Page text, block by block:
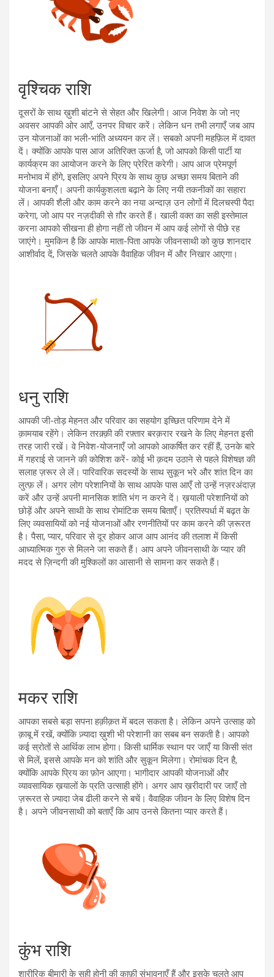
वृश्चिक राशि
दूसरों के साथ ख़ुशी बांटने से सेहत और खिलेगी। आज निवेश के जो नए
अवसर आपकी ओर आएँ, उनपर विचार करें। लेकिन धन तभी लगाएँ जब आप
उन योजनाओं का भली-भांति अध्ययन कर लें। सबको अपनी महफ़िल में दावत
दें। क्योंकि आपके पास आज अतिरिक्त ऊर्जा है, जो आपको किसी पार्टी या
कार्यक्रम का आयोजन करने के लिए प्रेरित करेगी। आप आज प्रेमपूर्ण
मनोभाव में होंगे, इसलिए अपने प्रिय के साथ कुछ अच्छा समय बिताने की
योजना बनाएँ। अपनी कार्यकुशलता बढ़ाने के लिए नयी तकनीकों का सहारा
लें। आपकी शैली और काम करने का नया अन्दाज़ उन लोगों में दिलचस्पी पैदा
करेगा, जो आप पर नज़दीकी से ग़ौर करते हैं। खाली वक्त का सही इस्तेमाल
करना आपको सीखना ही होगा नहीं तो जीवन में आप कई लोगों से पीछे रह
जाएंगे। मुमकिन है कि आपके माता-पिता आपके जीवनसाथी को कुछ शानदार
आशीर्वाद दें, जिसके चलते आपके वैवाहिक जीवन में और निखार आएगा।
धनु राशि
आपकी जी-तोड़ मेहनत और परिवार का सहयोग इच्छित परिणाम देने में
क़ामयाब रहेंगे। लेकिन तरक़्क़ी की रफ़्तार बरक़रार रखने के लिए मेहनत इसी
तरह जारी रखें। वे निवेश-योजनाएँ जो आपको आकर्षित कर रहीं हैं, उनके बारे
में गहराई से जानने की कोशिश करें- कोई भी क़दम उठाने से पहले विशेषज्ञ की
सलाह ज़रूर ले लें। पारिवारिक सदस्यों के साथ सुकून भरे और शांत दिन का
लुत्फ़ लें। अगर लोग परेशानियों के साथ आपके पास आएँ तो उन्हें नज़रअंदाज़
करें और उन्हें अपनी मानसिक शांति भंग न करने दें। ख़याली परेशानियों को
छोड़ें और अपने साथी के साथ रोमांटिक समय बिताएँ। प्रतिस्पर्धा में बढ़त के
लिए व्यवसायियों को नई योजनाओं और रणनीतियों पर काम करने की ज़रूरत
है। पैसा, प्यार, परिवार से दूर होकर आज आप आनंद की तलाश में किसी
आध्यात्मिक गुरु से मिलने जा सकते हैं। आप अपने जीवनसाथी के प्यार की
मदद से ज़िन्दगी की मुश्किलों का आसानी से सामना कर सकते हैं।
मकर राशि
आपका सबसे बड़ा सपना हक़ीक़त में बदल सकता है। लेकिन अपने उत्साह को
क़ाबू में रखें, क्योंकि ज़्यादा ख़ुशी भी परेशानी का सबब बन सकती है। आपको
कई स्रोतों से आर्थिक लाभ होगा। किसी धार्मिक स्थान पर जाएँ या किसी संत
से मिलें, इससे आपके मन को शांति और सुकून मिलेगा। रोमांचक दिन है,
क्योंकि आपके प्रिय का फ़ोन आएगा। भागीदार आपकी योजनाओं और
व्यावसायिक ख़यालों के प्रति उत्साही होंगे। अगर आप ख़रीदारी पर जाएँ तो
ज़रूरत से ज़्यादा जेब ढीली करने से बचें। वैवाहिक जीवन के लिए विशेष दिन
है। अपने जीवनसाथी को बताएँ कि आप उनसे कितना प्यार करते हैं।
कुंभ राशि
शारीरिक बीमारी के सही होनी की काफ़ी संभावनाएँ हैं और इसके चलते आप